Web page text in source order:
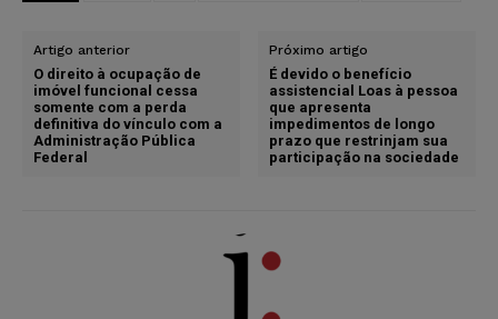
Artigo anterior
O direito à ocupação de
imóvel funcional cessa
somente com a perda
definitiva do vínculo com a
Administração Pública
Federal
Próximo artigo
É devido o benefício
assistencial Loas à pessoa
que apresenta
impedimentos de longo
prazo que restrinjam sua
participação na sociedade